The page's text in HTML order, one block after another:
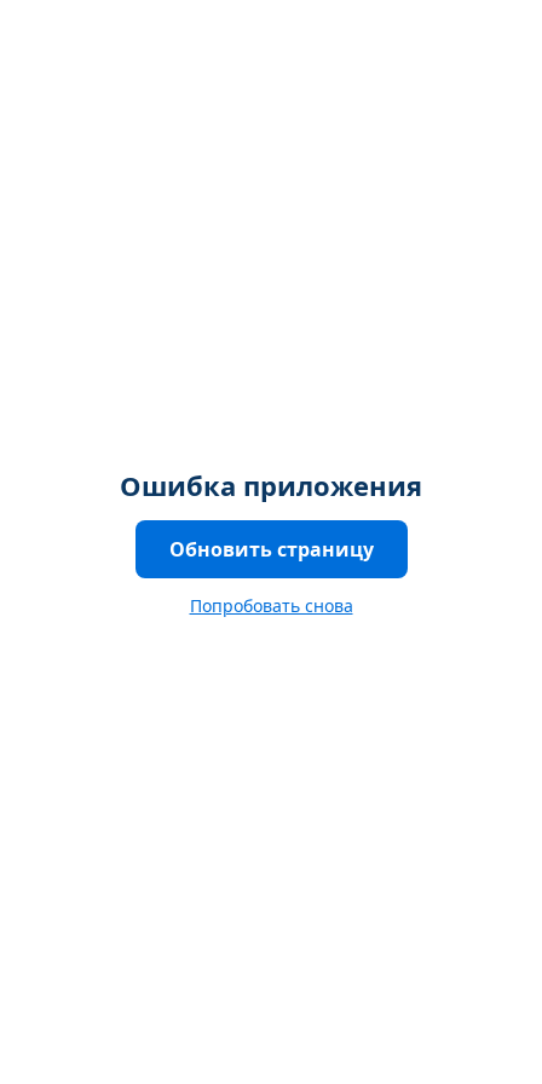
Ошибка приложения
Обновить страницу
Попробовать снова